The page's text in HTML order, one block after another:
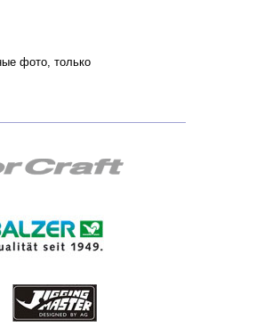
фото, только